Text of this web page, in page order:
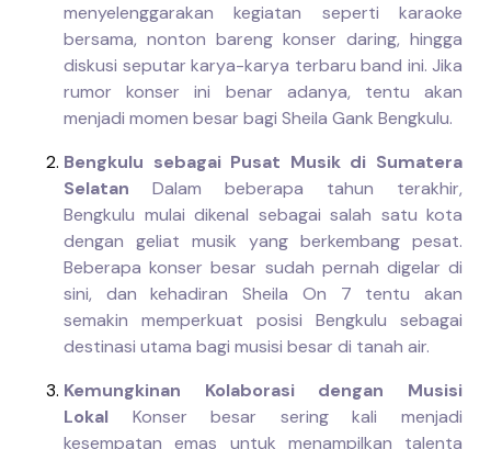
menyelenggarakan kegiatan seperti karaoke
bersama, nonton bareng konser daring, hingga
diskusi seputar karya-karya terbaru band ini. Jika
rumor konser ini benar adanya, tentu akan
menjadi momen besar bagi Sheila Gank Bengkulu.
Bengkulu sebagai Pusat Musik di Sumatera
Selatan Dalam beberapa tahun terakhir,
Bengkulu mulai dikenal sebagai salah satu kota
dengan geliat musik yang berkembang pesat.
Beberapa konser besar sudah pernah digelar di
sini, dan kehadiran Sheila On 7 tentu akan
semakin memperkuat posisi Bengkulu sebagai
destinasi utama bagi musisi besar di tanah air.
Kemungkinan Kolaborasi dengan Musisi
Lokal Konser besar sering kali menjadi
kesempatan emas untuk menampilkan talenta